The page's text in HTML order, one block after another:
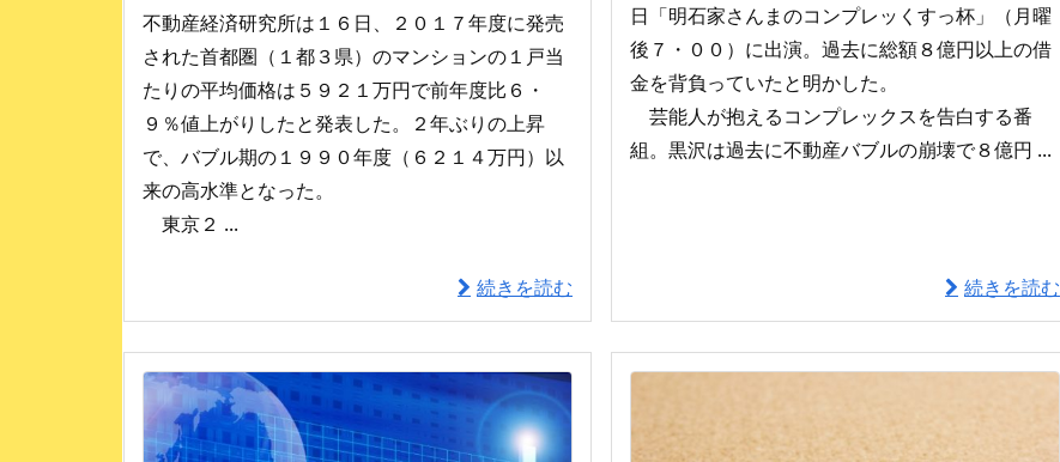
不動産経済研究所は１６日、２０１７年度に発売
された首都圏（１都３県）のマンションの１戸当
たりの平均価格は５９２１万円で前年度比６・
９％値上がりしたと発表した。２年ぶりの上昇
で、バブル期の１９９０年度（６２１４万円）以
来の高水準となった。
東京２ ...
続きを読む
日「明石家さんまのコンプレッくすっ杯」（月曜
後７・００）に出演。過去に総額８億円以上の借
金を背負っていたと明かした。
芸能人が抱えるコンプレックスを告白する番
組。黒沢は過去に不動産バブルの崩壊で８億円 ...
続きを読む